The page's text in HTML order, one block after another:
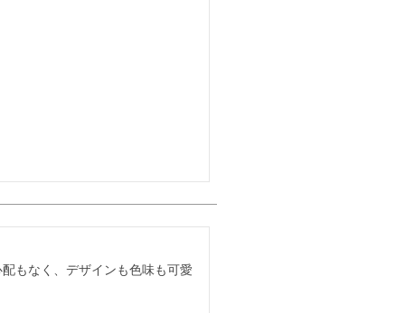
もなく、デザインも色味も可愛